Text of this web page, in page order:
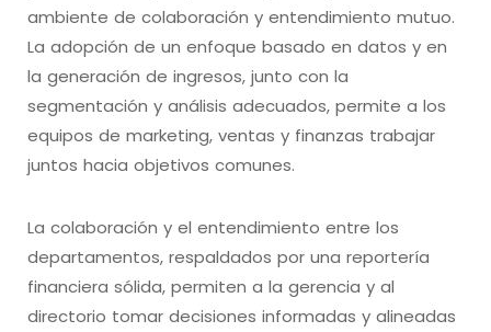
ambiente de colaboración y entendimiento mutuo.
La adopción de un enfoque basado en datos y en
la generación de ingresos, junto con la
segmentación y análisis adecuados, permite a los
equipos de marketing, ventas y finanzas trabajar
juntos hacia objetivos comunes.
La colaboración y el entendimiento entre los
departamentos, respaldados por una reportería
financiera sólida, permiten a la gerencia y al
directorio tomar decisiones informadas y alineadas